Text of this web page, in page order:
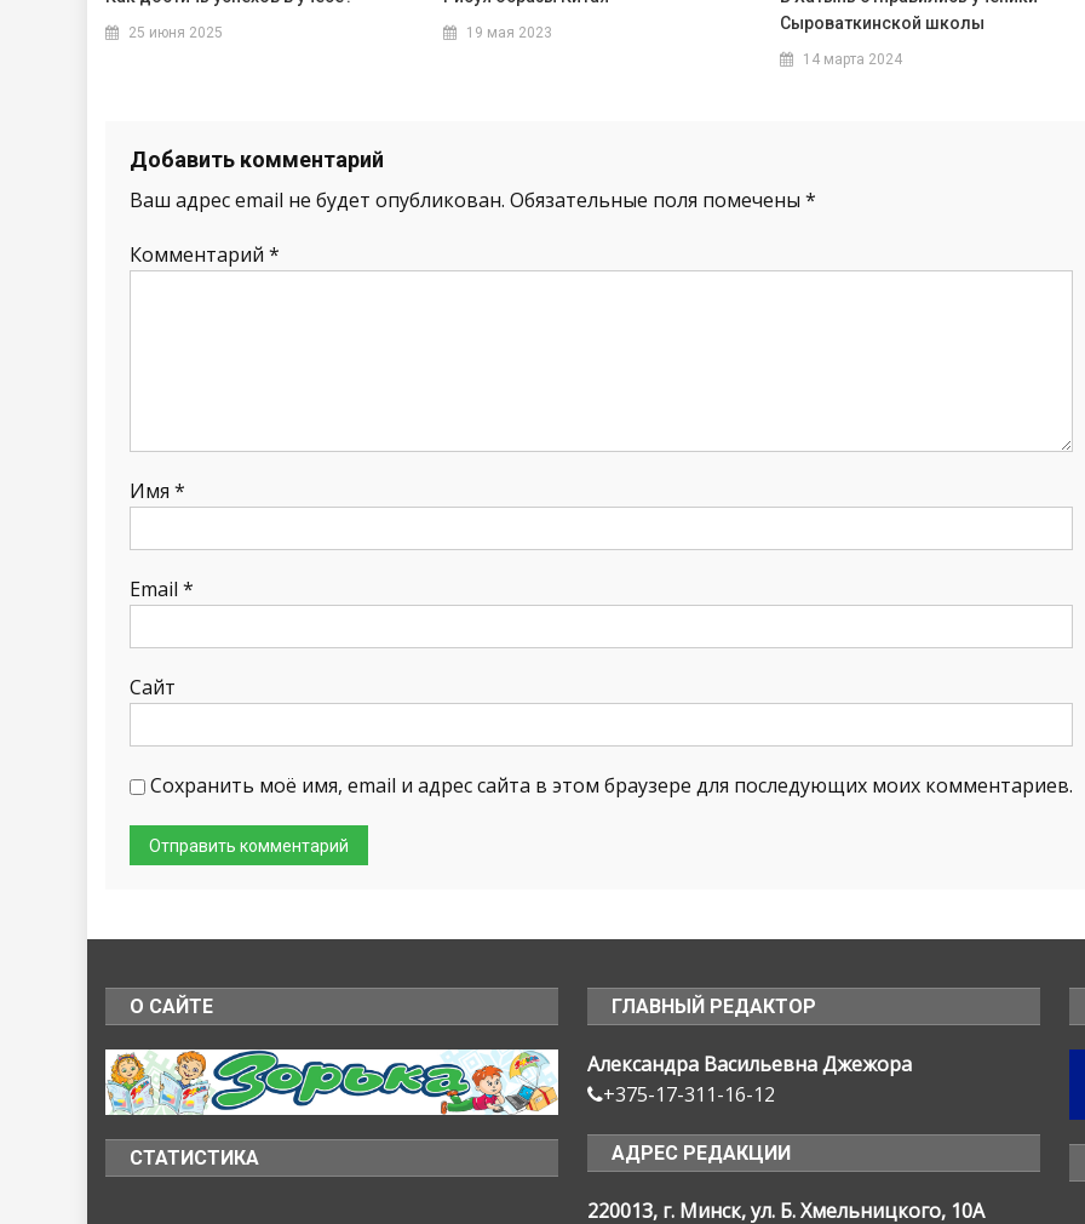
25 июня 2025 19 мая 2023
Сыроваткинской школы
14 марта 2024
Добавить комментарий
Ваш адрес email не будет опубликован. Обязательные поля помечены *
Комментарий *
Имя *
Email *
Сайт
Сохранить моё имя, email и адрес сайта в этом браузере для последующих моих комментариев.
О САЙТЕ
СТАТИСТИКА
ГЛАВНЫЙ РЕДАКТОР
Александра Васильевна Джежора
+375-17-311-16-12
АДРЕС РЕДАКЦИИ
220013, г. Минск, ул. Б. Хмельницкого, 10А